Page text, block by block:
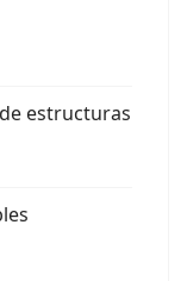
estructuras